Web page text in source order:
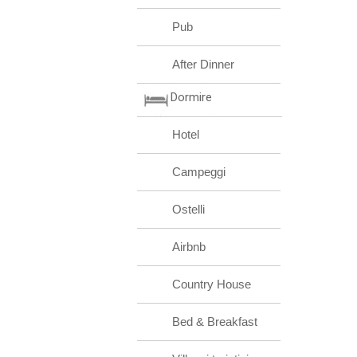
Pub
After Dinner
Dormire
Hotel
Campeggi
Ostelli
Airbnb
Country House
Bed & Breakfast